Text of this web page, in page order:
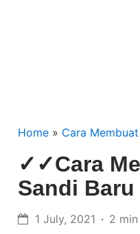
Home » Cara
✓✓Cara
Sandi
1 July, 2021 2 min